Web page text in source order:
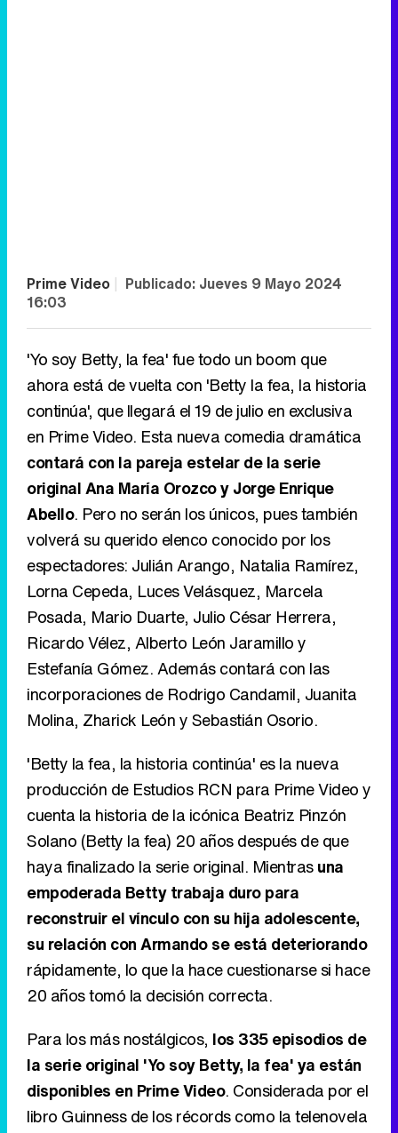
Prime Video | Publicado: Jueves 9 Mayo 2024
16:03
'Yo soy Betty, la fea' fue todo un boom que
ahora está de vuelta con 'Betty la fea, la historia
continúa', que llegará el 19 de julio en exclusiva
en Prime Video. Esta nueva comedia dramática
contará con la pareja estelar de la serie
original Ana María Orozco y Jorge Enrique
Abello. Pero no serán los únicos, pues también
volverá su querido elenco conocido por los
espectadores: Julián Arango, Natalia Ramírez,
Lorna Cepeda, Luces Velásquez, Marcela
Posada, Mario Duarte, Julio César Herrera,
Ricardo Vélez, Alberto León Jaramillo y
Estefanía Gómez. Además contará con las
incorporaciones de Rodrigo Candamil, Juanita
Molina, Zharick León y Sebastián Osorio.
'Betty la fea, la historia continúa' es la nueva
producción de Estudios RCN para Prime Video y
cuenta la historia de la icónica Beatriz Pinzón
Solano (Betty la fea) 20 años después de que
haya finalizado la serie original. Mientrasuna
empoderada Betty trabaja duro para
reconstruir el vínculo con su hija adolescente,
su relación con Armando se está deteriorando
rápidamente, lo que la hace cuestionarse si hace
20 años tomó la decisión correcta.
Para los más nostálgicos, los 335 episodios de
la serie original 'Yo soy Betty, la fea' ya están
disponibles en Prime Video. Considerada por el
libro Guinness de los récords como la telenovela